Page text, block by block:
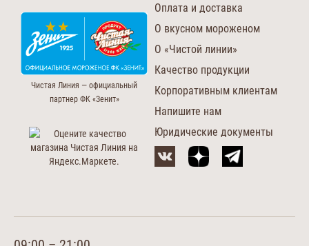
Чистая Линия — официальный
партнер ФК «Зенит»
Оплата и доставка
О вкусном мороженом
О «Чистой линии»
Качество продукции
Корпоративным клиентам
Напишите нам
Юридические документы